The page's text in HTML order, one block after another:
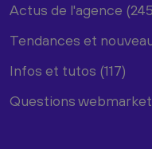
Actus de l'agence
Tendances et
Infos et tutos (117)
Questions